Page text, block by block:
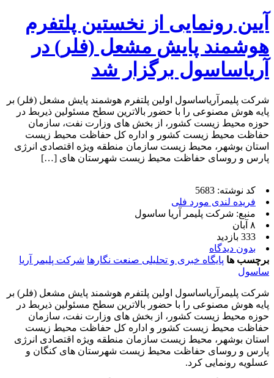
آیین رونمایی از نخستین پلتفرم
هوشمند پایش مشعل (فلر) در
آریاساسول برگزار شد
شرکت پلیمرآریاساسول اولین پلتفرم هوشمند پایش مشعل (فلر) بر
پایه هوش مصنوعی را با حضور بالاترین سطح مسئولین ذی­ربط در
حوزه محیط زیست کشور، از بخش های وزارت نفت، سازمان
حفاظت محیط زیست کشور و اداره کل حفاظت محیط زیست
استان بوشهر، محیط زیست سازمان منطقه ویژه اقتصادی انرژی
پارس و روسای حفاظت محیط زیست شهرستان های […]
کد نوشته: 5683
فریده لندی مورد فلی
منبع: شرکت پلیمر آریا ساسول
۸ آبان
333 بازدید
بدون دیدگاه
برچسب ها پایگاه خبری و تحلیلی صنعت نگارها شرکت پلیمر آریا
ساسول
شرکت پلیمرآریاساسول اولین پلتفرم هوشمند پایش مشعل (فلر) بر
پایه هوش مصنوعی را با حضور بالاترین سطح مسئولین ذی­ربط در
حوزه محیط زیست کشور، از بخش های وزارت نفت، سازمان
حفاظت محیط زیست کشور و اداره کل حفاظت محیط زیست
استان بوشهر، محیط زیست سازمان منطقه ویژه اقتصادی انرژی
پارس و روسای حفاظت محیط زیست شهرستان های کنگان و
عسلویه رونمایی کرد.